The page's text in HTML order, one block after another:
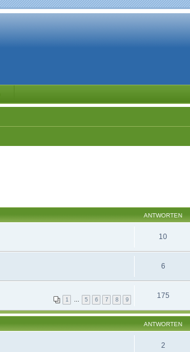
ANTWORTEN
10
6
1 5 6 7 8 9 175
ANTWORTEN
2